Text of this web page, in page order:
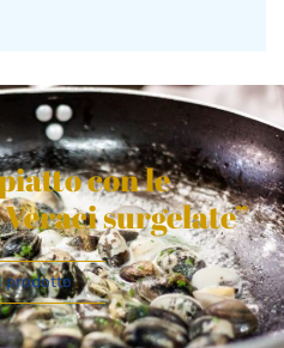
con le
surgelate”
prodotto